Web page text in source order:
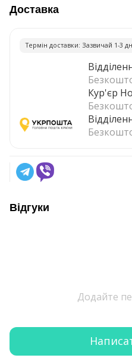
Доставка
Термiн доставки: Зазвичай 1-3
Кур'єр
Відгуки
Додайте